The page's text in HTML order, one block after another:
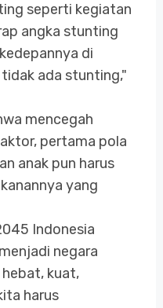
seperti kegiatan
angka stunting
di
ada stunting,"
mencegah
pertama pola
anak pun harus
yang
Indonesia
negara
kuat,
harus